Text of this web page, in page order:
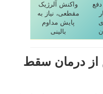
واکنش آلرژیک
مقطعی، نیاز به
پایش مداوم
بالینی
از درمان سقط